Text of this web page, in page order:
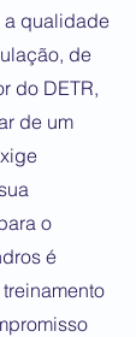
a qualidade
de
do DETR,
de um
o
é